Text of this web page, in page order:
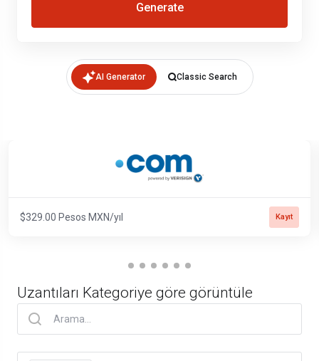
Generate
AI Generator Classic Search
$329.00 Pesos MXN/yıl Kayıt
Uzantıları Kategoriye göre görüntüle